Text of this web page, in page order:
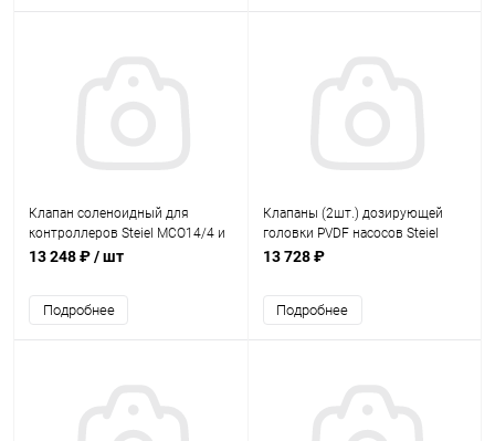
Клапан соленоидный для
контроллеров Steiel МСО14/4 и
МСО14/5 (80509910)
13 248 ₽/ шт
Подробнее
Клапаны (2шт.) дозирующей
головки PVDF насосов Steiel
EF150/158/162/163/300
13 728 ₽
Подробнее